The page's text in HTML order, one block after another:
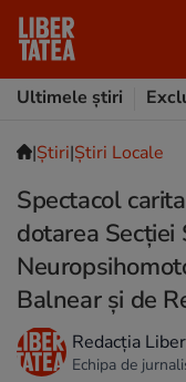
Ultimele știri
|Ştiri|Știri Locale
Spectacol
dotarea Secției
Balnear și de
Redacția
Echipa de